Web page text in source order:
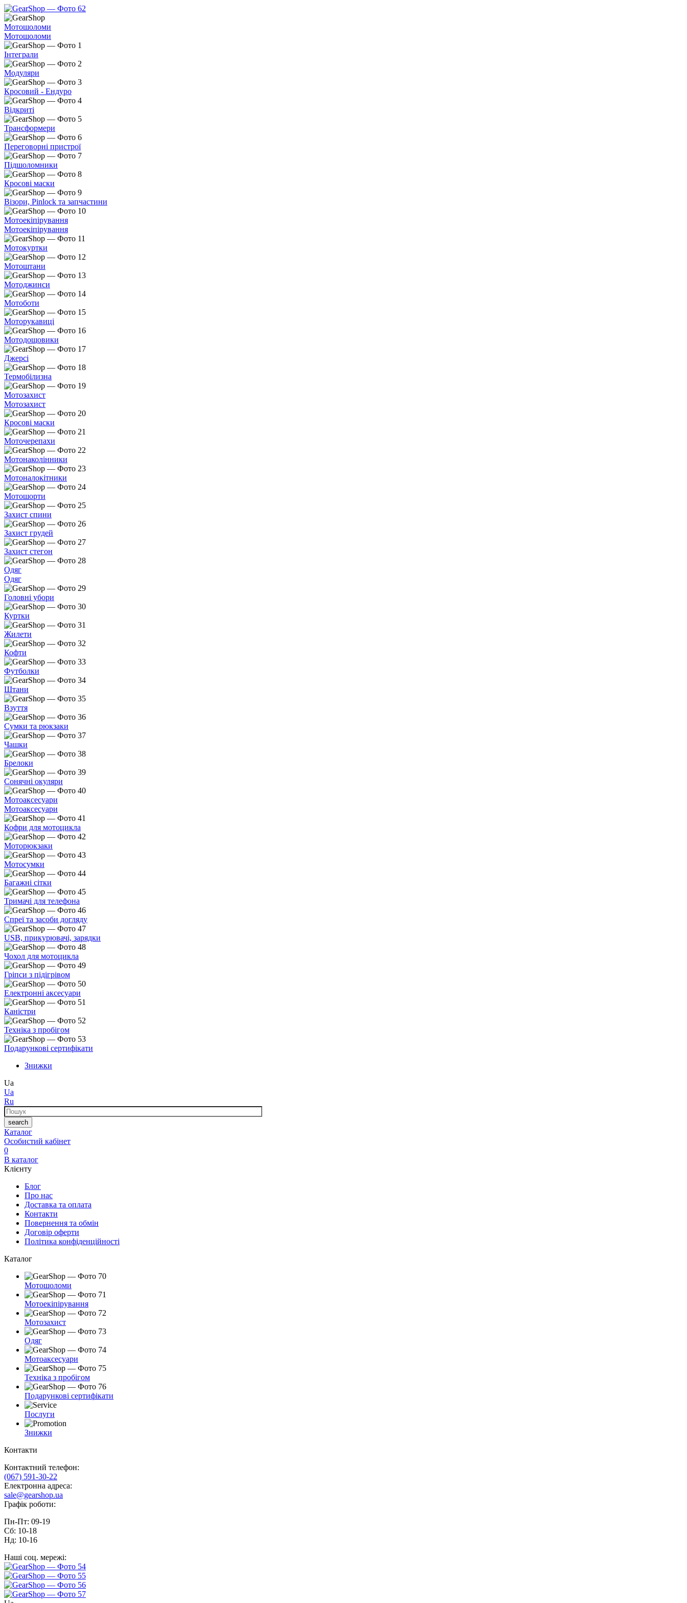
Мотошоломи
Мотошоломи
Інтеграли
Модуляри
Кросовий - Ендуро
Відкриті
Трансформери
Переговорні пристрої
Підшоломники
Кросові маски
Візори, Pinlock та запчастини
Мотоекіпірування
Мотоекіпірування
Мотокуртки
Мотоштани
Мотоджинси
Мотоботи
Моторукавиці
Мотодощовики
Джерсі
Термобілизна
Мотозахист
Мотозахист
Кросові маски
Моточерепахи
Мотонаколінники
Мотоналокітники
Мотошорти
Захист спини
Захист грудей
Захист стегон
Одяг
Одяг
Головні убори
Куртки
Жилети
Кофти
Футболки
Штани
Взуття
Сумки та рюкзаки
Чашки
Брелоки
Сонячні окуляри
Мотоаксесуари
Мотоаксесуари
Кофри для мотоцикла
Моторюкзаки
Мотосумки
Багажні сітки
Тримачі для телефона
Спреї та засоби догляду
USB, прикурювачі, зарядки
Чохол для мотоцикла
Гріпси з підігрівом
Електронні аксесуари
Каністри
Техніка з пробігом
Подарункові сертифікати
Знижки
Ua
Ua
Ru
Пошук
search
Каталог
Особистий кабінет
0
В каталог
Клієнту
Блог
Про нас
Доставка та оплата
Контакти
Повернення та обмін
Договір оферти
Політика конфіденційності
Каталог
Мотошоломи
Мотоекіпірування
Мотозахист
Одяг
Мотоаксесуари
Техніка з пробігом
Подарункові сертифікати
Послуги
Знижки
Контакти
Контактний телефон:
(067) 591-30-22
Електронна адреса:
sale@gearshop.ua
Графік роботи:
Пн-Пт: 09-19
Сб: 10-18
Нд: 10-16
Наші соц. мережі: